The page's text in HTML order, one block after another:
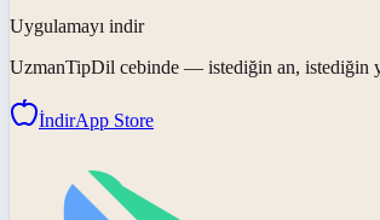
Uygulamayı indir
UzmanTipDil cebinde — istediğin an, istediğin
İndirApp Store